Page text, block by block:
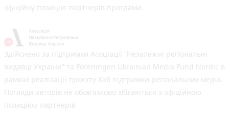
офіційну позицію партнерів програми.
Здійснено за підтримки Асоціації “Незалежні регіональні
видавці України” та Foreningen Ukrainian Media Fund Nordic в
рамках реалізації проєкту Хаб підтримки регіональних медіа.
Погляди авторів не обов'язково збігаються з офіційною
позицією партнерів